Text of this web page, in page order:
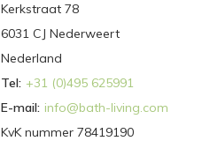
Kerkstraat 78
6031 CJ Nederweert
Nederland
Tel: +31 (0)495 625991
E-mail: info@bath-living.com
KvK nummer 78419190